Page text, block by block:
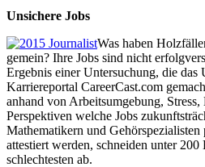
Unsichere Jobs
Was haben
gemein? Ihre Jobs sind nicht
Ergebnis einer Untersuchung, die das
Karriereportal CareerCast.com
anhand von Arbeitsumgebung,
Perspektiven welche Jobs
Mathematikern und
attestiert werden, schneiden unter
schlechtesten ab.